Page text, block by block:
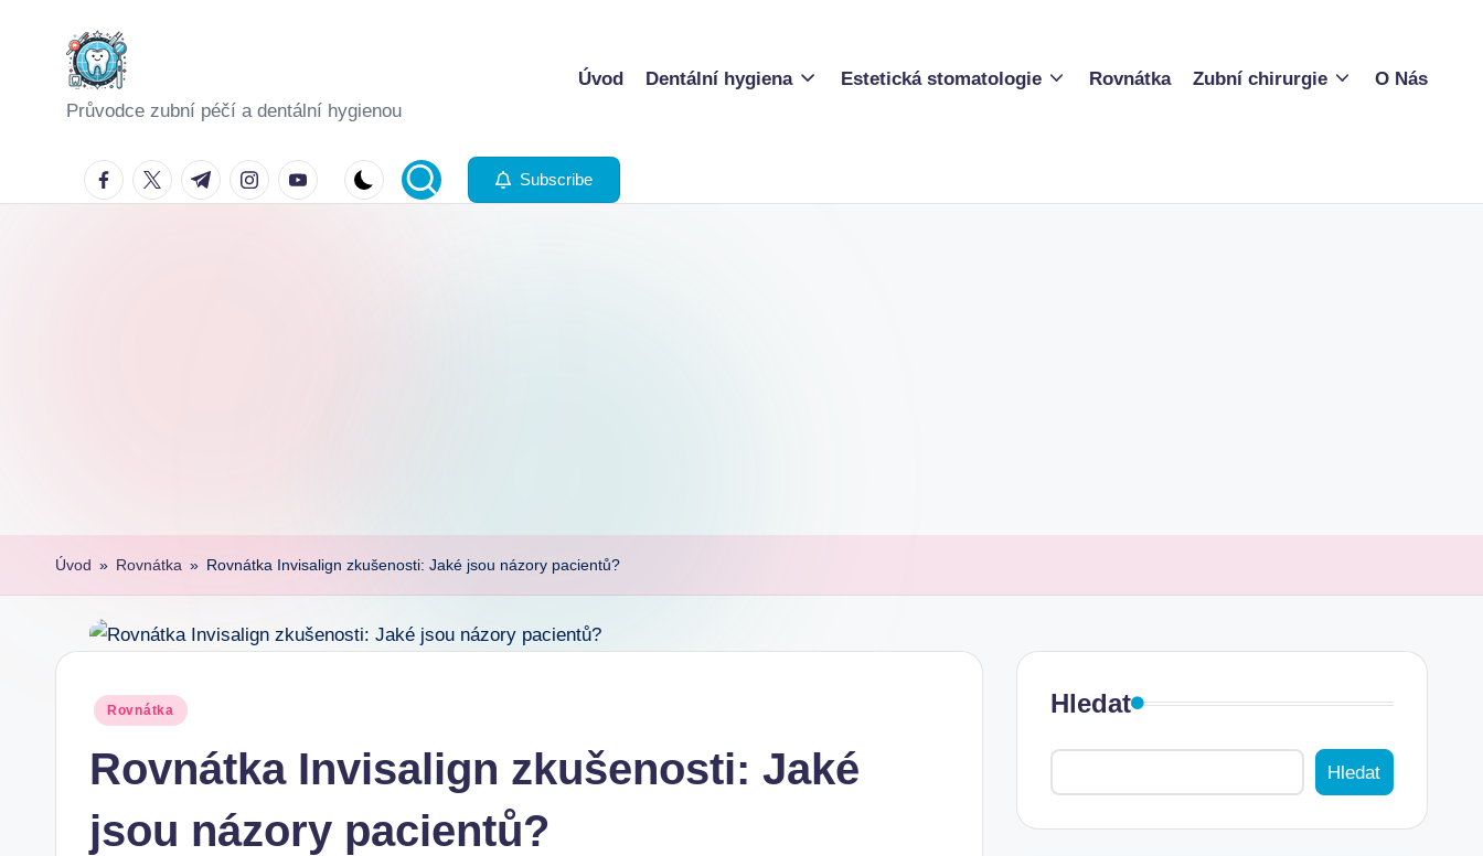
Průvodce zubní péčí a dentální hygienou
Úvod Dentální hygiena Estetická stomatologie Rovnátka Zubní chirurgie O Nás
facebook.com
twitter.com
t.me instagram.com
youtube.com Subscribe
Úvod » Rovnátka » Rovnátka Invisalign zkušenosti: Jaké jsou názory pacientů?
Posted
Rovnátka
Rovnátka Invisalign zkušenosti: Jaké
jsou názory pacientů?
Hledat
Hledat